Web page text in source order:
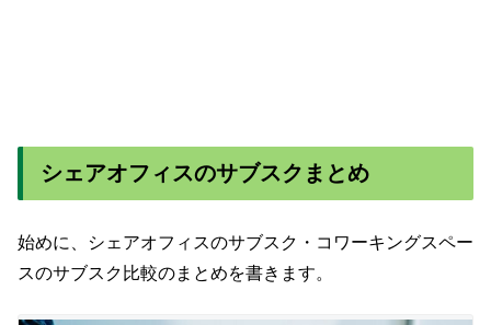
シェアオフィスのサブスクまとめ
始めに、シェアオフィスのサブスク・コワーキングスペー
スのサブスク比較のまとめを書きます。